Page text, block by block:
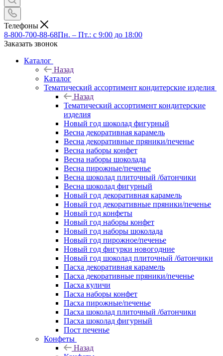
Телефоны
8-800-700-88-68Пн. – Пт.: с 9:00 до 18:00
Заказать звонок
Каталог
Назад
Каталог
Тематический ассортимент кондитерские изделия
Назад
Тематический ассортимент кондитерские
изделия
Новый год шоколад фигурный
Весна декоративная карамель
Весна декоративные пряники/печенье
Весна наборы конфет
Весна наборы шоколада
Весна пирожные/печенье
Весна шоколад плиточный /батончики
Весна шоколад фигурный
Новый год декоративная карамель
Новый год декоративные пряники/печенье
Новый год конфеты
Новый год наборы конфет
Новый год наборы шоколада
Новый год пирожное/печенье
Новый год фигурки новогодние
Новый год шоколад плиточный /батончики
Пасха декоративная карамель
Пасха декоративные пряники/печенье
Пасха куличи
Пасха наборы конфет
Пасха пирожные/печенье
Пасха шоколад плиточный /батончики
Пасха шоколад фигурный
Пост печенье
Конфеты
Назад